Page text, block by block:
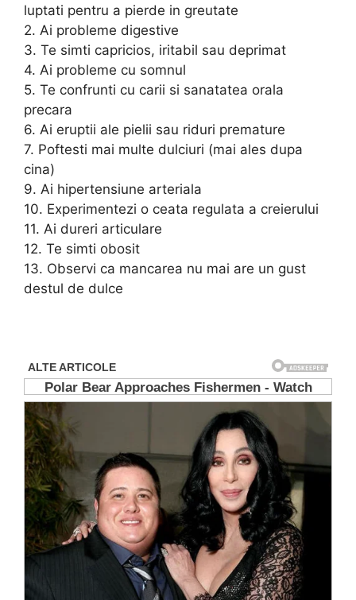
luptati pentru a pierde in greutate
2. Ai probleme digestive
3. Te simti capricios, iritabil sau deprimat
4. Ai probleme cu somnul
5. Te confrunti cu carii si sanatatea orala
precara
6. Ai eruptii ale pielii sau riduri premature
7. Poftesti mai multe dulciuri (mai ales dupa
cina)
9. Ai hipertensiune arteriala
10. Experimentezi o ceata regulata a creierului
11. Ai dureri articulare
12. Te simti obosit
13. Observi ca mancarea nu mai are un gust
destul de dulce